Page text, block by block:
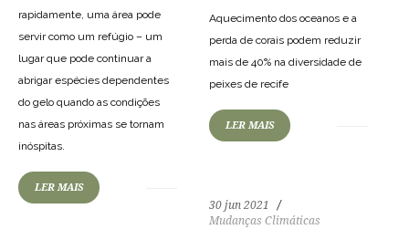
rapidamente, uma área pode
servir como um refúgio – um
lugar que pode continuar a
abrigar espécies dependentes
do gelo quando as condições
nas áreas próximas se tornam
inóspitas.
LER MAIS
Aquecimento dos oceanos e a
perda de corais podem reduzir
mais de 40% na diversidade de
peixes de recife
LER MAIS
30 jun 2021
Mudanças Climáticas